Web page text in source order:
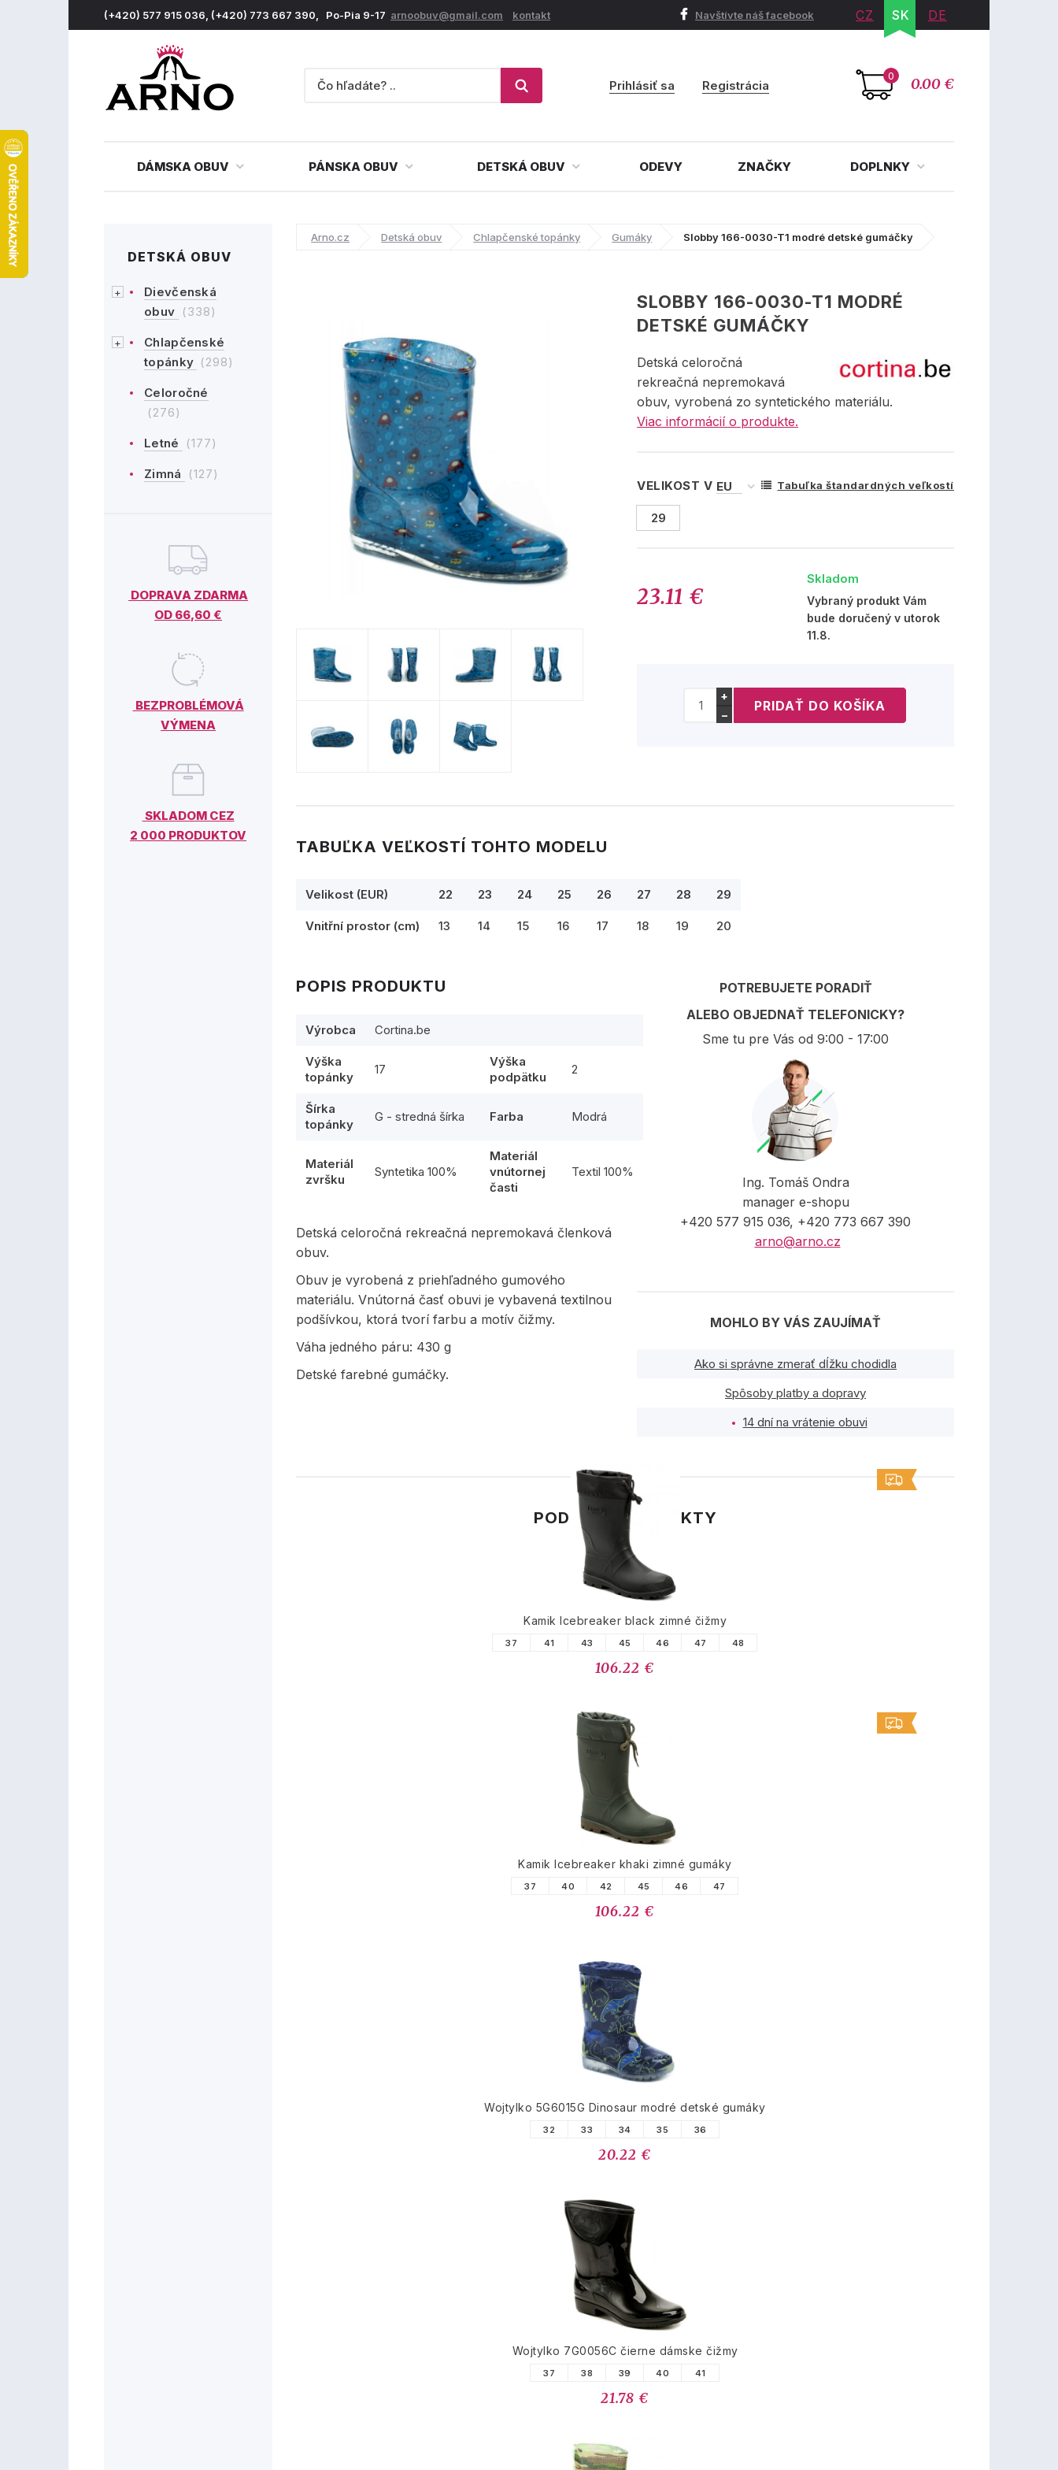
(+420) 577 915 036, (+420) 773 667 390, Po-Pia 9-17 arnoobuv@gmail.com kontakt Navštívte náš facebook CZ SK DE
0 0.00 €
Prihlásiť sa Registrácia
DÁMSKA OBUV PÁNSKA OBUV DETSKÁ OBUV ODEVY ZNAČKY DOPLNKY
DETSKÁ OBUV
Dievčenská
obuv (338)
Chlapčenské
topánky (298)
Celoročné
(276)
Letné (177)
Zimná (127)
DOPRAVA ZDARMA
OD 66,60 €
BEZPROBLÉMOVÁ
VÝMENA
SKLADOM CEZ
2 000 PRODUKTOV
Arno.cz Detská obuv Chlapčenské topánky Gumáky Slobby 166-0030-T1 modré detské gumáčky
SLOBBY 166-0030-T1 MODRÉ
DETSKÉ GUMÁČKY
Detská celoročná
rekreačná nepremokavá
obuv, vyrobená zo syntetického materiálu.
Viac informácií o produkte.
VELIKOST V Tabuľka štandardných veľkostí
29
23.11 €
Skladom
Vybraný produkt Vám
bude doručený v utorok
11.8.
+
−
TABUĽKA VEĽKOSTÍ TOHTO MODELU
Velikost (EUR) 22 23 24 25 26 27 28 29
Vnitřní prostor (cm) 13 14 15 16 17 18 19 20
POPIS PRODUKTU
Výrobca Cortina.be
Výška
topánky
17
Výška
podpätku
2
Šírka
topánky
G - stredná šírka Farba Modrá
Materiál
zvršku
Syntetika 100%
Materiál
vnútornej
časti
Textil 100%
Detská celoročná rekreačná nepremokavá členková
obuv.
Obuv je vyrobená z priehľadného gumového
materiálu. Vnútorná časť obuvi je vybavená textilnou
podšívkou, ktorá tvorí farbu a motív čižmy.
Váha jedného páru: 430 g
Detské farebné gumáčky.
POTREBUJETE PORADIŤ
ALEBO OBJEDNAŤ TELEFONICKY?
Sme tu pre Vás od 9:00 - 17:00
Ing. Tomáš Ondra
manager e-shopu
+420 577 915 036, +420 773 667 390
arno@arno.cz
MOHLO BY VÁS ZAUJÍMAŤ
Ako si správne zmerať dĺžku chodidla
Spôsoby platby a dopravy
14 dní na vrátenie obuvi
PODOBNÉ PRODUKTY
Kamik Icebreaker black zimné čižmy
37 41 43 45 46 47 48
106.22 €
Kamik Icebreaker khaki zimné gumáky
37 40 42 45 46 47
106.22 €
Wojtylko 5G6015G Dinosaur modré detské gumáky
32 33 34 35 36
20.22 €
Wojtylko 7G0056C čierne dámske čižmy
37 38 39 40 41
21.78 €